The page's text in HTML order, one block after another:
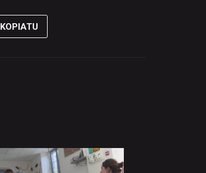
KOPIATU